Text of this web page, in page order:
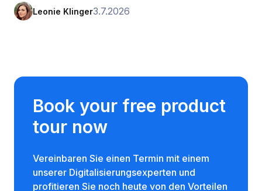
Leonie Klinger3.7.2026
Book your free product
tour now
Vereinbaren Sie einen Termin mit einem
unserer Digitalisierungsexperten und
profitieren Sie noch heute von den Vorteilen